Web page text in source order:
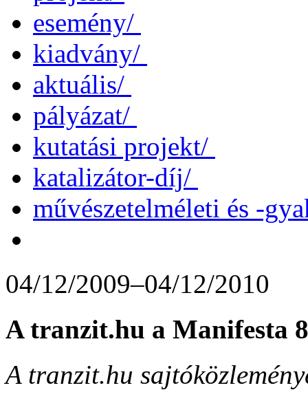
esemény/
kiadvány/
aktuális/
pályázat/
kutatási projekt/
katalizátor-díj/
művészetelméleti és -
04/12/2009–04/12/2010
A tranzit.hu a Manifesta
A tranzit.hu